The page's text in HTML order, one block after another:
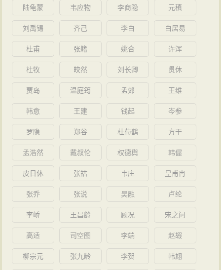
陆龟蒙 韦应物 李商隐 元稹
刘禹锡 齐己 李白 白居易
杜甫 张籍 姚合 许浑
杜牧 皎然 刘长卿 贯休
贾岛 温庭筠 孟郊 王维
韩愈 王建 钱起 岑参
罗隐 郑谷 杜荀鹤 方干
孟浩然 戴叔伦 权德舆 韩偓
皮日休 张祜 韦庄 皇甫冉
张乔 张说 吴融 卢纶
李峤 王昌龄 顾况 宋之问
高适 司空图 李端 赵嘏
柳宗元 张九龄 李贺 韩翃